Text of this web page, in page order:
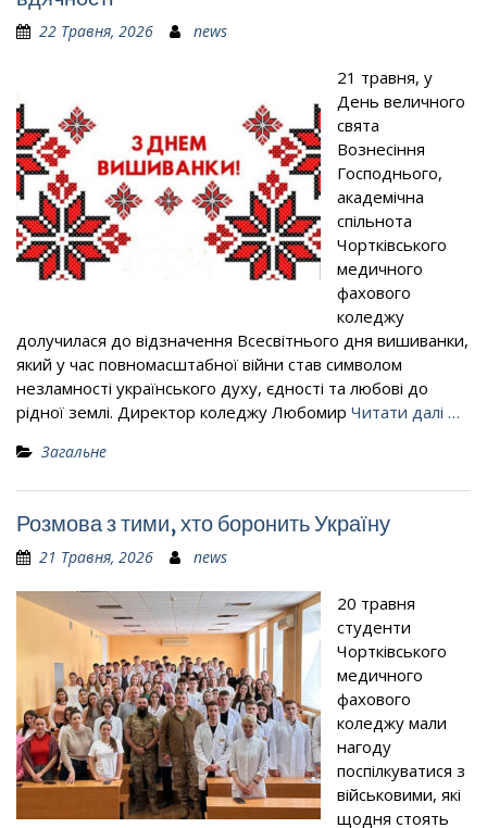
22 Травня, 2026 news
21 травня, у
День величного
свята
Вознесіння
Господнього,
академічна
спільнота
Чортківського
медичного
фахового
коледжу
долучилася до відзначення Всесвітнього дня вишиванки,
який у час повномасштабної війни став символом
незламності українського духу, єдності та любові до
рідної землі. Директор коледжу Любомир Читати далі …
Загальне
Розмова з тими, хто боронить Україну
21 Травня, 2026 news
20 травня
студенти
Чортківського
медичного
фахового
коледжу мали
нагоду
поспілкуватися з
військовими, які
щодня стоять